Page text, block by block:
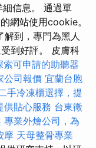
信息。 通過單
網站使用cookie。
解到，專門為黑人
到好評。 皮膚科
可申請的助聽器
公司報價 宜蘭台胞
手冷凍櫃選擇，提
供貼心服務 台東徵
專業外燴公司，為
摩 天母整骨專業